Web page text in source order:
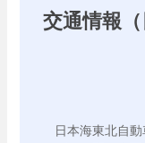
交通情報
日本海東北自